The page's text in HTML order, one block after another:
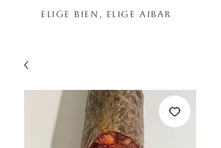
Elige bien, elige Aibar